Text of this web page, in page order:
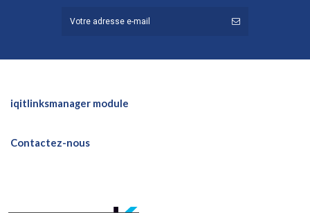
iqitlinksmanager module
Contactez-nous